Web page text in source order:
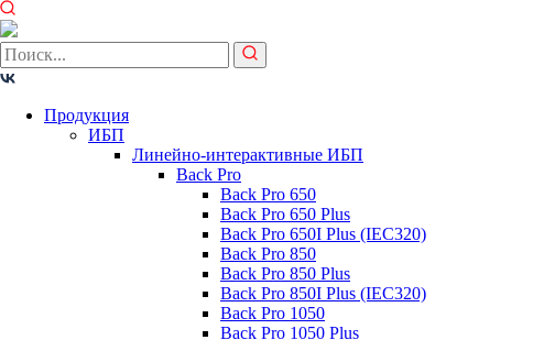
Продукция
ИБП
Линейно-интерактивные ИБП
Back Pro
Back Pro 650
Back Pro 650 Plus
Back Pro 650I Plus (IEC320)
Back Pro 850
Back Pro 850 Plus
Back Pro 850I Plus (IEC320)
Back Pro 1050
Back Pro 1050 Plus